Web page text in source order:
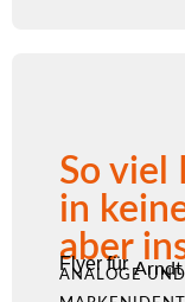
So viel
in
aber
Flyer für Arndt
ANALOGE